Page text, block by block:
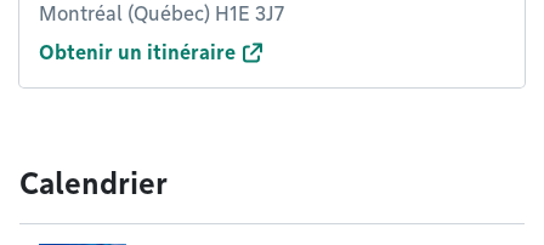
Montréal (Québec) H1E 3J7
Obtenir un itinéraire
Calendrier